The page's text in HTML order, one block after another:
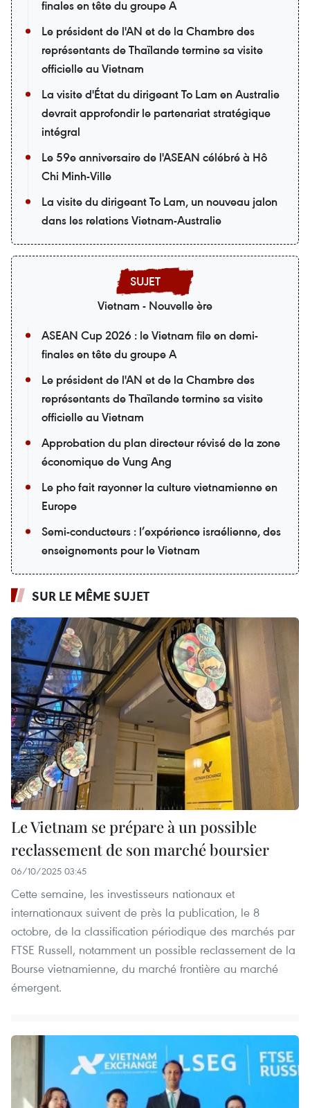
finales en tête du groupe A
Le président de l'AN et de la Chambre des
représentants de Thaïlande termine sa visite
officielle au Vietnam
La visite d'État du dirigeant To Lam en Australie
devrait approfondir le partenariat stratégique
intégral
Le 59e anniversaire de l'ASEAN célébré à Hô
Chi Minh-Ville
La visite du dirigeant To Lam, un nouveau jalon
dans les relations Vietnam-Australie
Vietnam - Nouvelle ère
ASEAN Cup 2026 : le Vietnam file en demi-
finales en tête du groupe A
Le président de l'AN et de la Chambre des
représentants de Thaïlande termine sa visite
officielle au Vietnam
Approbation du plan directeur révisé de la zone
économique de Vung Ang
Le pho fait rayonner la culture vietnamienne en
Europe
Semi-conducteurs : l’expérience israélienne, des
enseignements pour le Vietnam
SUR LE MÊME SUJET
Le Vietnam se prépare à un possible
reclassement de son marché boursier
06/10/2025 03:45
Cette semaine, les investisseurs nationaux et
internationaux suivent de près la publication, le 8
octobre, de la classification périodique des marchés par
FTSE Russell, notamment un possible reclassement de la
Bourse vietnamienne, du marché frontière au marché
émergent.